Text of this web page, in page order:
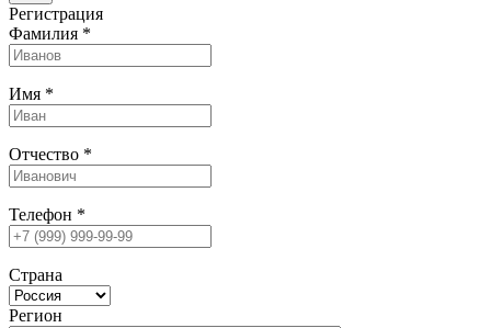
Регистрация
Фамилия *
Имя *
Отчество *
Телефон *
Страна
Регион